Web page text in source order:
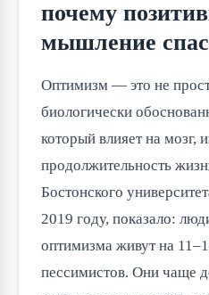
почему
мышление
Оптимизм — это не
биологически
который влияет на мозг,
продолжительность
Бостонского
2019 году, показало:
оптимизма живут на
пессимистов. Они чаще